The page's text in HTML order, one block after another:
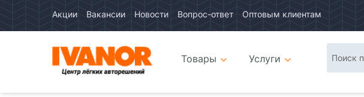
Акции Вакансии Новости Вопрос-ответ Оптовым клиентам
интернетТовары
Услуги